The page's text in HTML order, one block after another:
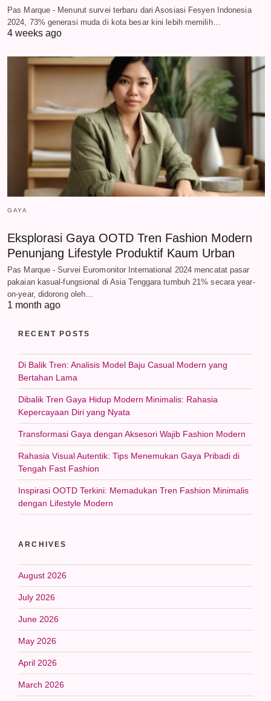
Pas Marque - Menurut survei terbaru dari Asosiasi Fesyen Indonesia
2024, 73% generasi muda di kota besar kini lebih memilih…
4 weeks ago
GAYA
Eksplorasi Gaya OOTD Tren Fashion Modern
Penunjang Lifestyle Produktif Kaum Urban
Pas Marque - Survei Euromonitor International 2024 mencatat pasar
pakaian kasual-fungsional di Asia Tenggara tumbuh 21% secara year-
on-year, didorong oleh…
1 month ago
RECENT POSTS
Di Balik Tren: Analisis Model Baju Casual Modern yang
Bertahan Lama
Dibalik Tren Gaya Hidup Modern Minimalis: Rahasia
Kepercayaan Diri yang Nyata
Transformasi Gaya dengan Aksesori Wajib Fashion Modern
Rahasia Visual Autentik: Tips Menemukan Gaya Pribadi di
Tengah Fast Fashion
Inspirasi OOTD Terkini: Memadukan Tren Fashion Minimalis
dengan Lifestyle Modern
ARCHIVES
August 2026
July 2026
June 2026
May 2026
April 2026
March 2026